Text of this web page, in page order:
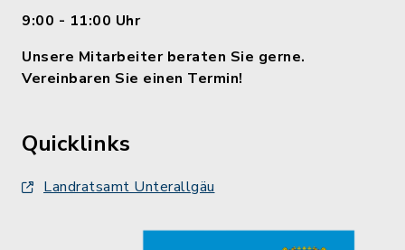
9:00 - 11:00 Uhr
Unsere Mitarbeiter beraten Sie gerne.
Vereinbaren Sie einen Termin!
Quicklinks
Landratsamt Unterallgäu